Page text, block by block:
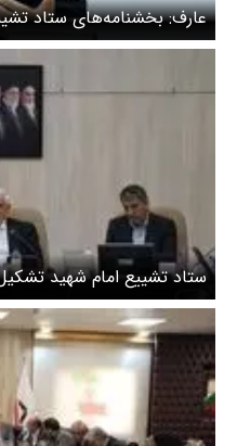
عارف: بخشنامه‌های ستاد
دولت است
ستاد تشییع امام شهید